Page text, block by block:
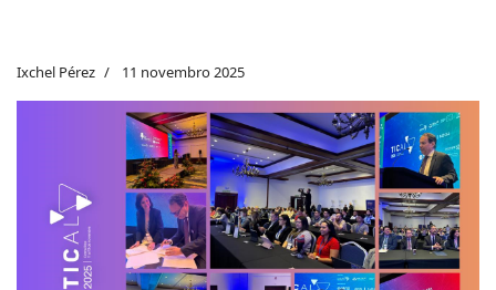
Ixchel Pérez 11 novembro 2025